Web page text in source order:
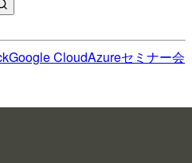
Google CloudAzureセミナー会